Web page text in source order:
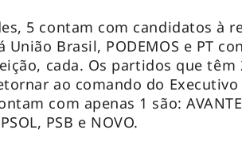
5 contam com candidatos à
União Brasil, PODEMOS e PT
cada. Os partidos que têm
ao comando do Executivo
com apenas 1 são:
PSB e NOVO.